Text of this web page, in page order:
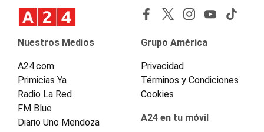
Nuestros Medios
A24.com
Primicias Ya
Radio La Red
FM Blue
Diario Uno Mendoza
Grupo América
Privacidad
Términos y Condiciones
Cookies
A24 en tu móvil